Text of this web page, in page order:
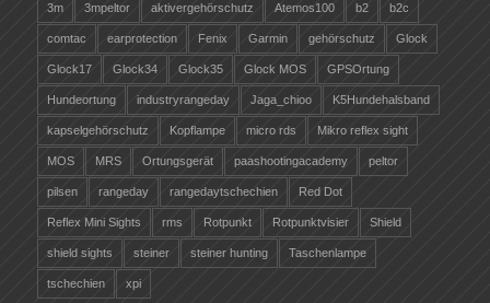
3m 3mpeltor aktivergehörschutz Atemos100 b2 b2c
comtac earprotection Fenix Garmin gehörschutz Glock
Glock17 Glock34 Glock35 Glock MOS GPSOrtung
Hundeortung industryrangeday Jaga_chioo K5Hundehalsband
kapselgehörschutz Kopflampe micro rds Mikro reflex sight
MOS MRS Ortungsgerät paashootingacademy peltor
pilsen rangeday rangedaytschechien Red Dot
Reflex Mini Sights rms Rotpunkt Rotpunktvisier Shield
shield sights steiner steiner hunting Taschenlampe
tschechien xpi